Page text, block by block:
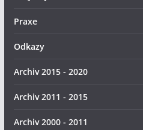
Praxe
Odkazy
Archiv 2015 - 2020
Archiv 2011 - 2015
Archiv 2000 - 2011